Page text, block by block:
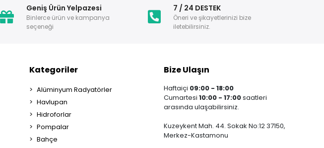
Geniş Ürün Yelpazesi
Binlerce ürün ve kampanya
seçeneği
7 / 24 DESTEK
Öneri ve şikayetlerinizi bize
iletebilirsiniz.
Kategoriler
Alüminyum Radyatörler
Havlupan
Hidroforlar
Pompalar
Bahçe
Bize Ulaşın
Haftaiçi 09:00 - 18:00
Cumartesi 10:00 - 17:00saatleri
arasında ulaşabilirsiniz.
Kuzeykent Mah. 44. Sokak No:12 37150,
Merkez-Kastamonu